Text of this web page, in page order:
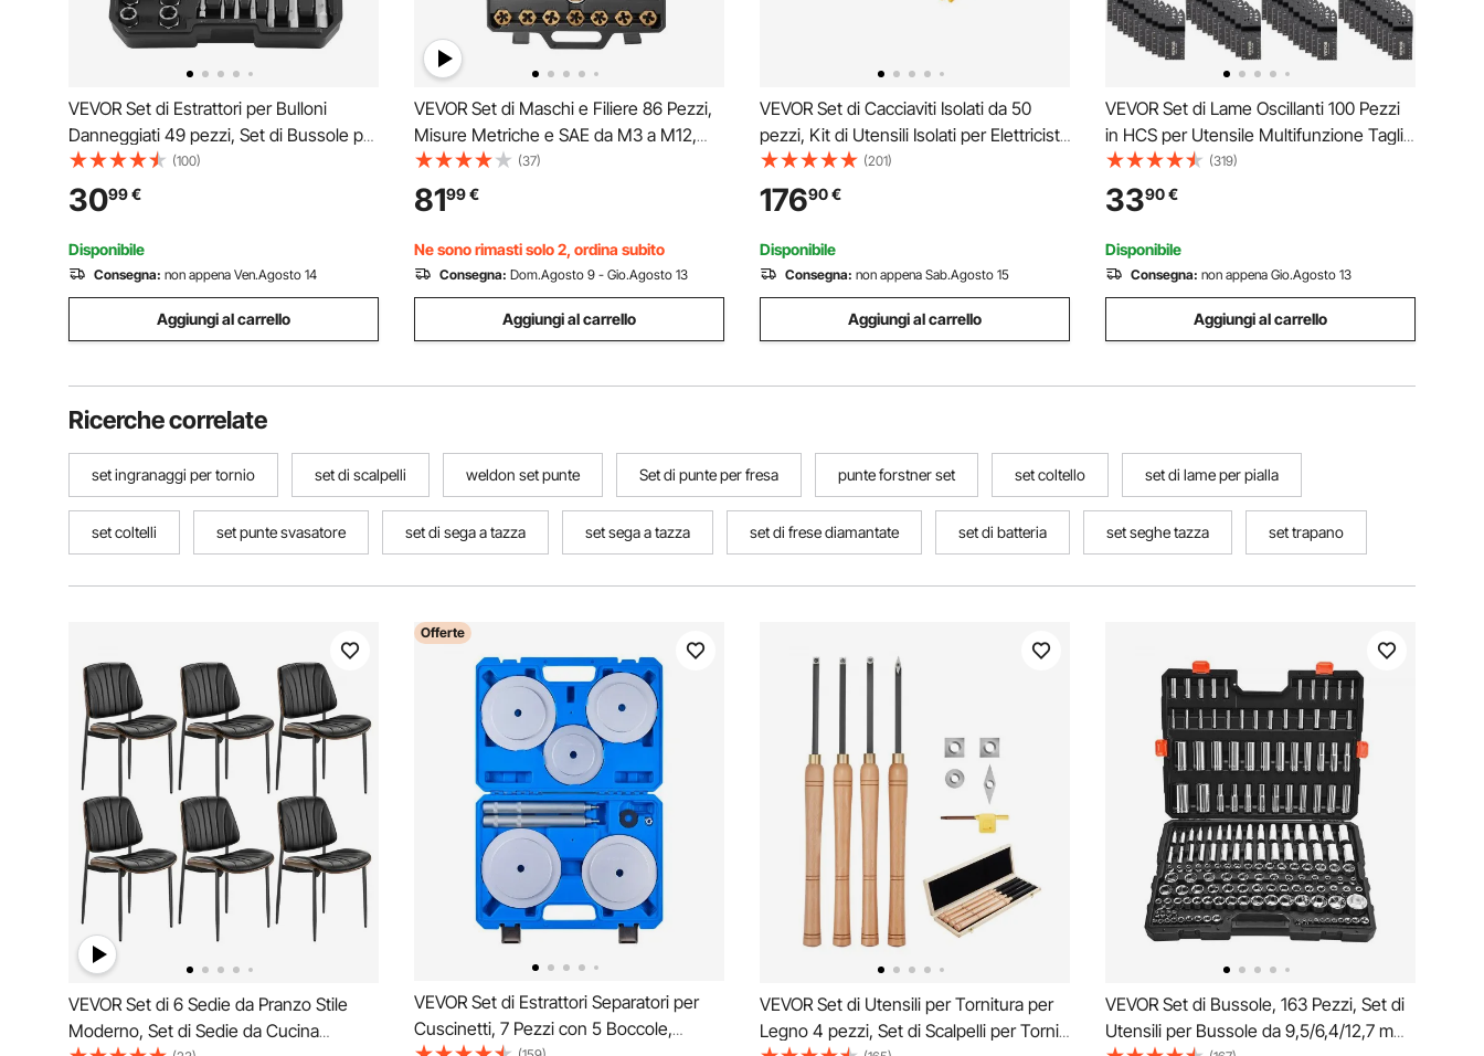
VEVOR Set di Estrattori per Bulloni
Danneggiati 49 pezzi, Set di Bussole per
Estrazione Dadi Rotti Utensili per
Rimozione Bulloni Danneggiati per
Riparazioni Domestiche Officina Garage,
Acciaio Cr-Mo
(100)
3099€
Disponibile
Consegna: non appena Ven.Agosto 14
Aggiungi al carrello
VEVOR Set di Maschi e Filiere 86 Pezzi,
Misure Metriche e SAE da M3 a M12,
con Maschi e Filiere a Filettatura Grossa
e Fine, Chiave Inglese, Custodia
Portatile e Accessori Completi, per
Filettatura
(37)
8199€
Ne sono rimasti solo 2, ordina subito
Consegna: Dom.Agosto 9 - Gio.Agosto 13
Aggiungi al carrello
VEVOR Set di Cacciaviti Isolati da 50
pezzi, Kit di Utensili Isolati per Elettricisti
Professionali da 1000 V con Punte
Magnetiche, Chiave Esagonale con
Impugnatura a T Tester di Tensione
(201)
17690€
Disponibile
Consegna: non appena Sab.Agosto 15
Aggiungi al carrello
VEVOR Set di Lame Oscillanti 100 Pezzi
in HCS per Utensile Multifunzione Taglio
di Legno, Kit di Lame Multifunzione
Totale 100 Pezzi Sostituibili per Taglio
Plastica Legno con Scala
(319)
3390€
Disponibile
Consegna: non appena Gio.Agosto 13
Aggiungi al carrello
Ricerche correlate
set ingranaggi per tornio set di scalpelli weldon set punte Set di punte per fresa punte forstner set set coltello set di lame per pialla
set coltelli set punte svasatore set di sega a tazza set sega a tazza set di frese diamantate set di batteria set seghe tazza set trapano
VEVOR Set di 6 Sedie da Pranzo Stile
Moderno, Set di Sedie da Cucina
Offerte
VEVOR Set di Estrattori Separatori per
Cuscinetti, 7 Pezzi con 5 Boccole,
VEVOR Set di Utensili per Tornitura per
Legno 4 pezzi, Set di Scalpelli per Tornio
VEVOR Set di Bussole, 163 Pezzi, Set di
Utensili per Bussole da 9,5/6,4/12,7 mm,